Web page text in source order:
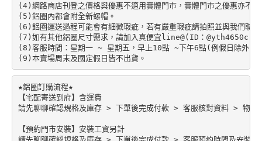
(4)網路商店刊登之價格與優惠不適用實體門市，實體門市之優惠亦不適
(5)鋁圈內都會附全新螺帽。
(6)鋁圈運送過程可能會有細微瑕疵，若有嚴重瑕疵請拍照並與我們聯絡
(7)如有其他鋁圈尺寸需求，請加入真便宜line@(ID：@yth4650c)。
(8)客服時間：星期一 ~ 星期五，早上10點 ~下午6點(例假日除外)。
★鋁圈訂購流程★
【宅配寄送到府】含運費
請先聊聊確認規格及庫存 > 下單後完成付款 > 客服核對資料 > 物流
【預約門市安裝】安裝工資另計